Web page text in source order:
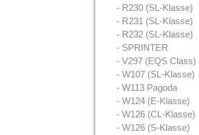
- R230 (SL-Klasse)
- R231 (SL-Klasse)
- R232 (SL-Klasse)
- SPRINTER
- V297 (EQS Class)
- W107 (SL-Klasse)
- W113 Pagoda
- W124 (E-Klasse)
- W126 (CL-Klasse)
- W126 (S-Klasse)